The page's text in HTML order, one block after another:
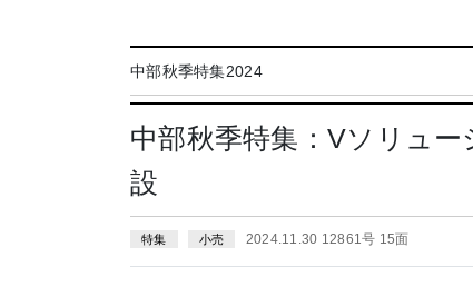
中部秋季特集2024
中部秋季特集：Vソリュ
設
特集 小売 2024.11.30 12861号 15面